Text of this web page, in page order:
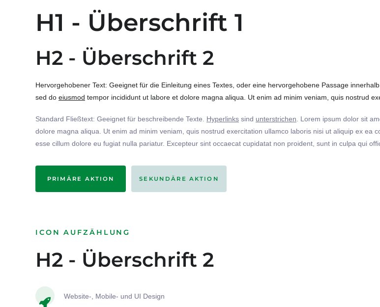
H1 - Überschrift 1
H2 - Überschrift 2
Hervorgehobener Text: Geeignet für die Einleitung eines Textes, oder eine hervorgehobene Passage
sed do eiusmod tempor incididunt ut labore et dolore magna aliqua. Ut enim ad minim veniam, quis nostrud
Standard Fließtext: Geeignet für beschreibende Texte. Hyperlinks sind unterstrichen. Lorem ipsum dolor sit
dolore magna aliqua. Ut enim ad minim veniam, quis nostrud exercitation ullamco laboris nisi ut aliquip ex ea
esse cillum dolore eu fugiat nulla pariatur. Excepteur sint occaecat cupidatat non proident, sunt in culpa qui
PRIMÄRE AKTION SEKUNDÄRE AKTION
ICON AUFZÄHLUNG
H2 - Überschrift 2
Website-, Mobile- und UI Design